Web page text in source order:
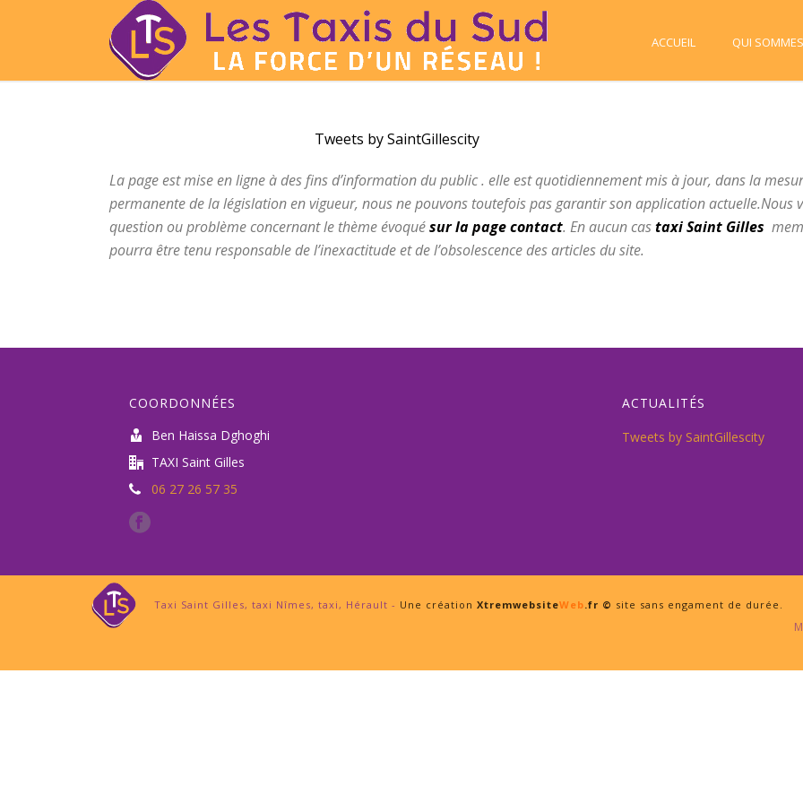
ACCUEIL QUI
Tweets by SaintGillescity
La page est mise en ligne à des fins d’information du public . elle est quotidiennement mis à jour, dans la
permanente de la législation en vigueur, nous ne pouvons toutefois pas garantir son application actuelle.Nous
question ou problème concernant le thème évoquésur la pagecontact. En aucun castaxi Saint Gilles
pourra être tenu responsable de l’inexactitude et de l’obsolescence des articles du site.
COORDONNÉES
Ben Haissa Dghoghi
TAXI Saint Gilles
06 27 26 57 35
ACTUALITÉS
Tweets by SaintGillescity
Taxi Saint Gilles, taxi Nîmes, taxi, Hérault - Une création XtremwebsiteWeb.fr © site sans engament de durée.